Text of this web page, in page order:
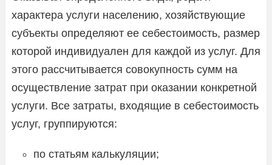
характера услуги населению, хозяйствующие
субъекты определяют ее себестоимость, размер
которой индивидуален для каждой из услуг. Для
этого рассчитывается совокупность сумм на
осуществление затрат при оказании конкретной
услуги. Все затраты, входящие в себестоимость
услуг, группируются:
по статьям калькуляции;